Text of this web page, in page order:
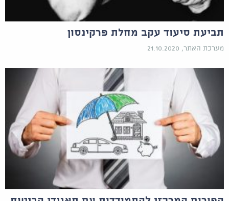
תביעת סיעוד עקב מחלת פרקינסון
מערכת האתר, 21.10.2020